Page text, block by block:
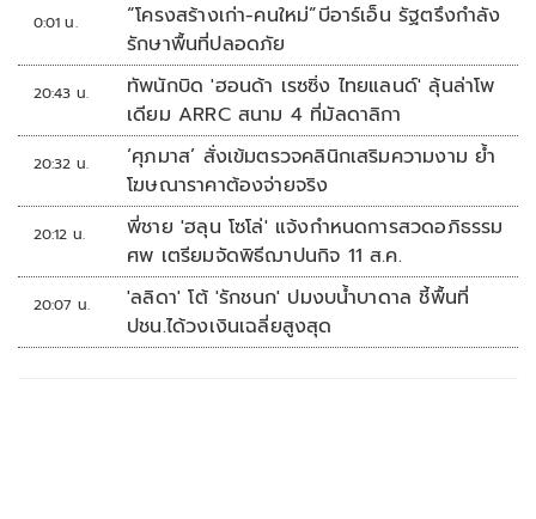
0:01 น.
“โครงสร้างเก่า-คนใหม่”บีอาร์เอ็น รัฐตรึงกำลัง
รักษาพื้นที่ปลอดภัย
20:43 น.
ทัพนักบิด 'ฮอนด้า เรซซิ่ง ไทยแลนด์' ลุ้นล่าโพ
เดียม ARRC สนาม 4 ที่มัลดาลิกา
20:32 น.
‘ศุภมาส’ สั่งเข้มตรวจคลินิกเสริมความงาม ย้ำ
โฆษณาราคาต้องจ่ายจริง
20:12 น.
พี่ชาย 'ฮลุน โซโล่' แจ้งกำหนดการสวดอภิธรรม
ศพ เตรียมจัดพิธีฌาปนกิจ 11 ส.ค.
20:07 น.
'ลลิดา' โต้ 'รักชนก' ปมงบน้ำบาดาล ชี้พื้นที่
ปชน.ได้วงเงินเฉลี่ยสูงสุด